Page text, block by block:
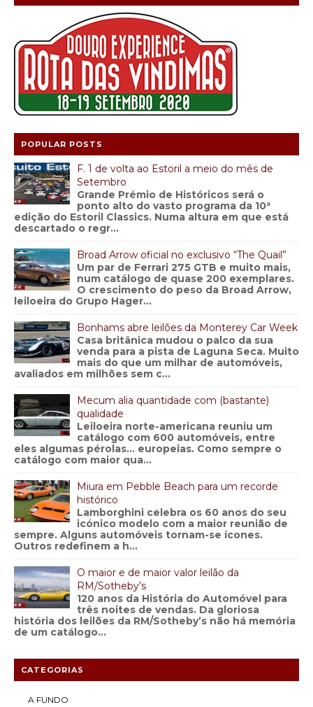
POPULAR POSTS
F. 1 de volta ao Estoril a meio do mês de
Setembro
Grande Prémio de Históricos será o
ponto alto do vasto programa da 10ª
edição do Estoril Classics. Numa altura em que está
descartado o regr...
Broad Arrow oficial no exclusivo “The Quail”
Um par de Ferrari 275 GTB e muito mais,
num catálogo de quase 200 exemplares.
O crescimento do peso da Broad Arrow,
leiloeira do Grupo Hager...
Bonhams abre leilões da Monterey Car Week
Casa britânica mudou o palco da sua
venda para a pista de Laguna Seca. Muito
mais do que um milhar de automóveis,
avaliados em milhões sem c...
Mecum alia quantidade com (bastante)
qualidade
Leiloeira norte-americana reuniu um
catálogo com 600 automóveis, entre
eles algumas pérolas… europeias. Como sempre o
catálogo com maior qua...
Miura em Pebble Beach para um recorde
histórico
Lamborghini celebra os 60 anos do seu
icónico modelo com a maior reunião de
sempre. Alguns automóveis tornam-se ícones.
Outros redefinem a h...
O maior e de maior valor leilão da
RM/Sotheby’s
120 anos da História do Automóvel para
três noites de vendas. Da gloriosa
história dos leilões da RM/Sotheby’s não há memória
de um catálogo...
CATEGORIAS
A FUNDO